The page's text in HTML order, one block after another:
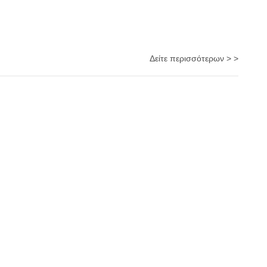
Δείτε περισσότερων > >